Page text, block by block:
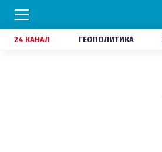
24 КАНАЛ ГЕОПОЛИТИКА